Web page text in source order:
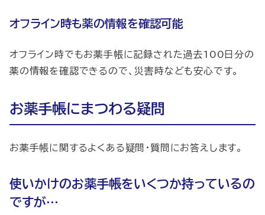
オフライン時も薬の情報を確認可能
オフライン時でもお薬手帳に記録された過去100日分の
薬の情報を確認できるので、災害時なども安心です。
お薬手帳にまつわる疑問
お薬手帳に関するよくある疑問・質問にお答えします。
使いかけのお薬手帳をいくつか持っているの
ですが…